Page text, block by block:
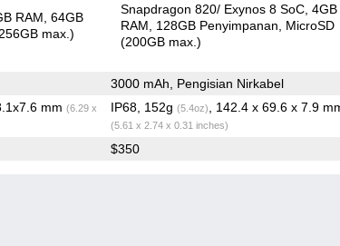
RAM 64GB
max.)
Snapdragon 820/ Exynos 8 SoC 4GB
RAM
128GB Penyimpanan
MicroSD
(200GB max.)
3000 mAh, Pengisian Nirkabel
mm (6.29 x
IP68, 152g (5.4oz) , 142.4 x 69.6 x 7.9
(5.61 x 2.74 x 0.31 inches)
$350